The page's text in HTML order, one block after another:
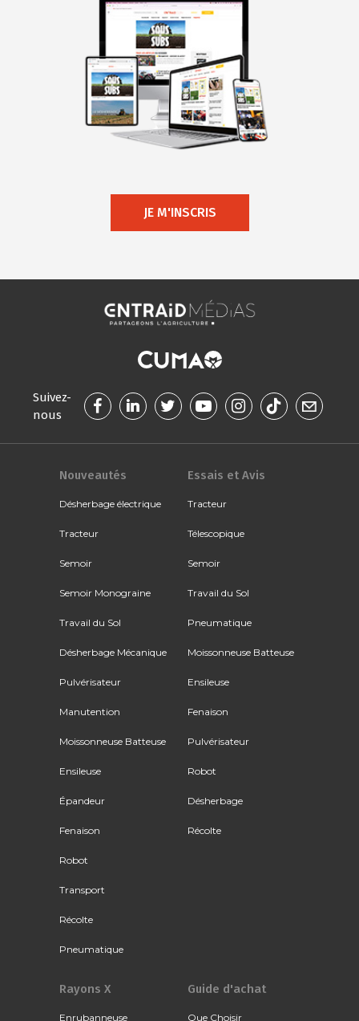
JE M'INSCRIS
Suivez-
nous
Nouveautés
Désherbage électrique
Tracteur
Semoir
Semoir Monograine
Travail du Sol
Désherbage Mécanique
Pulvérisateur
Manutention
Moissonneuse Batteuse
Ensileuse
Épandeur
Fenaison
Robot
Transport
Récolte
Pneumatique
Essais et Avis
Tracteur
Télescopique
Semoir
Travail du Sol
Pneumatique
Moissonneuse Batteuse
Ensileuse
Fenaison
Pulvérisateur
Robot
Désherbage
Récolte
Rayons X
Enrubanneuse
Guide d'achat
Que Choisir